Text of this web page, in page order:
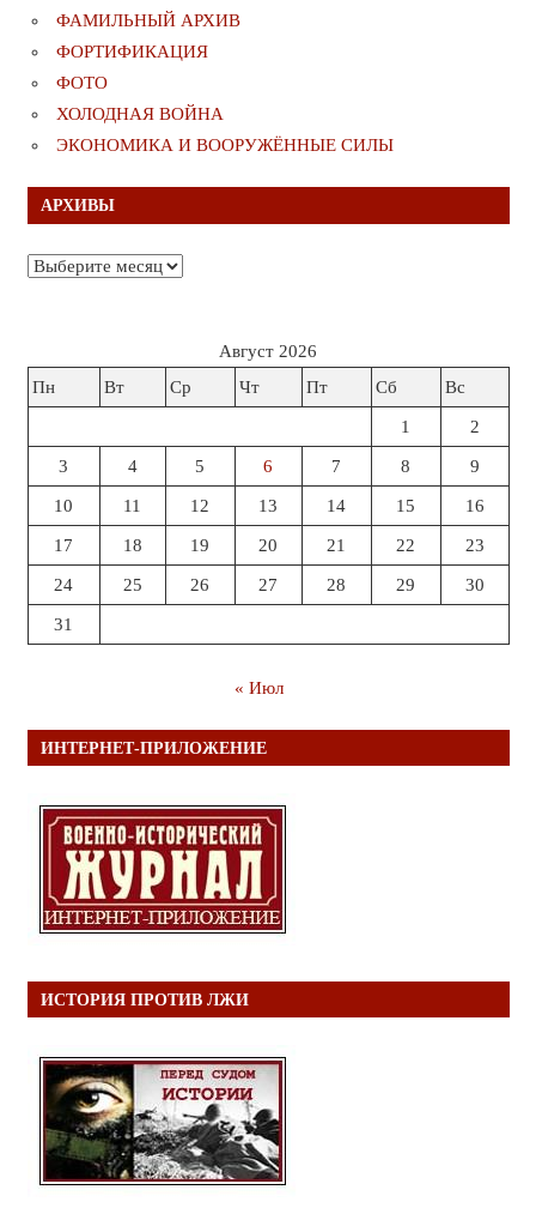
ФАМИЛЬНЫЙ АРХИВ
ФОРТИФИКАЦИЯ
ФОТО
ХОЛОДНАЯ ВОЙНА
ЭКОНОМИКА И ВООРУЖЁННЫЕ СИЛЫ
АРХИВЫ
Архивы
Август 2026
Пн
Вт Ср Чт Пт Сб Вс
1 2
3 4 5 6 7 8 9
10 11 12 13 14 15 16
17 18 19 20 21 22 23
24 25 26 27 28 29 30
31
« Июл
ИНТЕРНЕТ-ПРИЛОЖЕНИЕ
ИСТОРИЯ ПРОТИВ ЛЖИ